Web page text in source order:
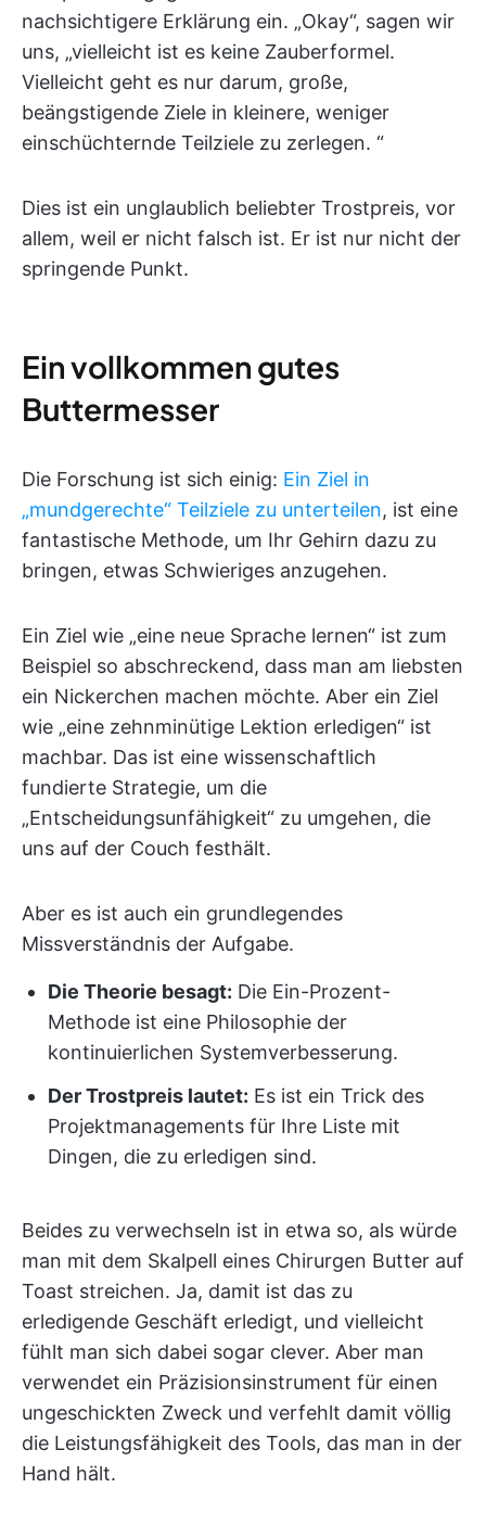
nachsichtigere Erklärung ein. „Okay“, sagen wir
uns, „vielleicht ist es keine Zauberformel.
Vielleicht geht es nur darum, große,
beängstigende Ziele in kleinere, weniger
einschüchternde Teilziele zu zerlegen. “
Dies ist ein unglaublich beliebter Trostpreis, vor
allem, weil er nicht falsch ist. Er ist nur nicht der
springende Punkt.
Ein vollkommen gutes
Buttermesser
Die Forschung ist sich einig: Ein Ziel in
„mundgerechte“ Teilziele zu unterteilen, ist eine
fantastische Methode, um Ihr Gehirn dazu zu
bringen, etwas Schwieriges anzugehen.
Ein Ziel wie „eine neue Sprache lernen“ ist zum
Beispiel so abschreckend, dass man am liebsten
ein Nickerchen machen möchte. Aber ein Ziel
wie „eine zehnminütige Lektion erledigen“ ist
machbar. Das ist eine wissenschaftlich
fundierte Strategie, um die
„Entscheidungsunfähigkeit“ zu umgehen, die
uns auf der Couch festhält.
Aber es ist auch ein grundlegendes
Missverständnis der Aufgabe.
Die Theorie besagt: Die Ein-Prozent-
Methode ist eine Philosophie der
kontinuierlichen Systemverbesserung.
Der Trostpreis lautet: Es ist ein Trick des
Projektmanagements für Ihre Liste mit
Dingen, die zu erledigen sind.
Beides zu verwechseln ist in etwa so, als würde
man mit dem Skalpell eines Chirurgen Butter auf
Toast streichen. Ja, damit ist das zu
erledigende Geschäft erledigt, und vielleicht
fühlt man sich dabei sogar clever. Aber man
verwendet ein Präzisionsinstrument für einen
ungeschickten Zweck und verfehlt damit völlig
die Leistungsfähigkeit des Tools, das man in der
Hand hält.